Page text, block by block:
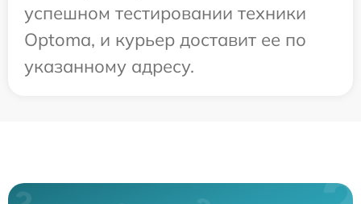
успешном тестировании техники
Optoma, и курьер доставит ее по
указанному адресу.